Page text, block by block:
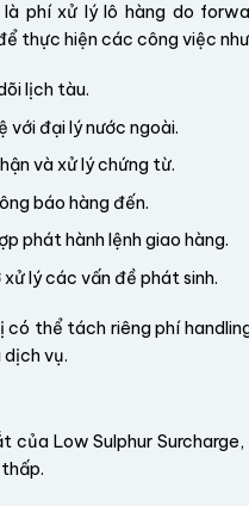
là phí xử lý lô hàng do
thực hiện các công việc
lịch tàu.
với đại lý nước ngoài.
và xử lý chứng từ.
báo hàng đến.
phát hành lệnh giao hàng.
lý các vấn đề phát sinh.
có thể tách riêng phí
vụ.
của Low Sulphur
thấp.